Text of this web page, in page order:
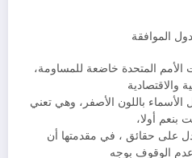
الموافقة
الأمم المتحدة خاضعة للمساومة،
والاقتصادية
باللون الأصفر، وهي تعني
بنعم أولا،
على حقائق ، في مقدمتها أن
الوقوف بوجه